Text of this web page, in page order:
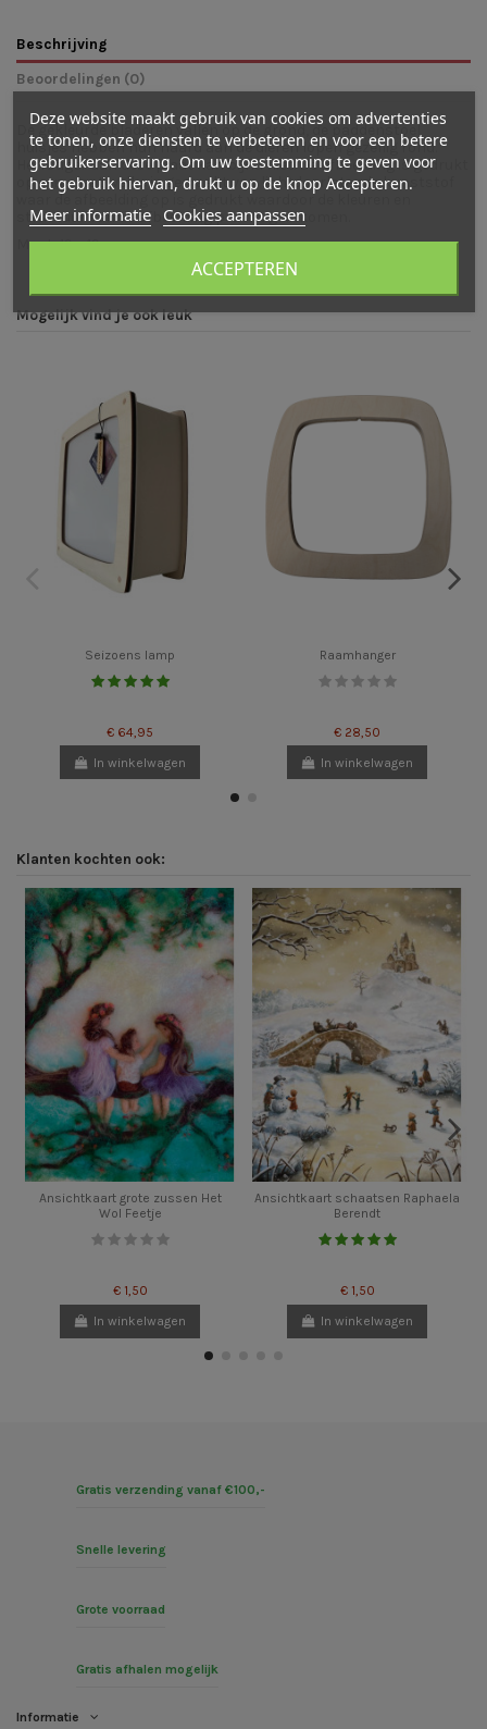
Beschrijving
Beoordelingen (0)
De gekleurde bladeren vallen op de grond, de paddenstoel
huisjes hebben hun haard aan de dieren lopen gezellig rond.
Herfstiger dan deze plaat kan bijna niet. De afbeelding is gedrukt
op een plaat welkeis gemaakt van lichtdoorlatende kunststof
waar de afbeelding op is gedrukt waardoor de kleuren en
structuur van de afbeelding prachtig uitkomen.
Maat: 19 x 19 cm
Mogelijk vind je ook leuk
Seizoens lamp
€ 64,95
In winkelwagen
Raamhanger
€ 28,50
In winkelwagen
Klanten kochten ook:
Ansichtkaart grote zussen Het
Wol Feetje
€ 1,50
In winkelwagen
Ansichtkaart schaatsen Raphaela
Berendt
€ 1,50
In winkelwagen
Gratis verzending vanaf €100,-
Snelle levering
Grote voorraad
Gratis afhalen mogelijk
Informatie
Deze website maakt gebruik van cookies om advertenties
te tonen, onze diensten te verbeteren en voor een betere
gebruikerservaring. Om uw toestemming te geven voor
het gebruik hiervan, drukt u op de knop Accepteren.
Meer informatie Cookies aanpassen
ACCEPTEREN